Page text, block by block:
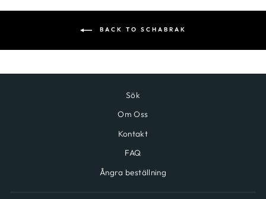
BACK TO SCHABRAK
Sök
Om Oss
Kontakt
FAQ
Ångra beställning